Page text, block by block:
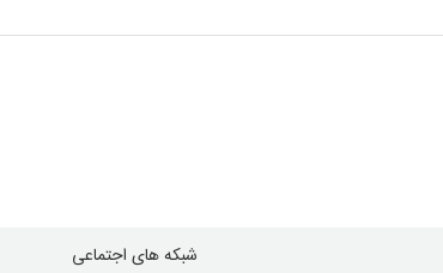
شبکه های اجتماعی